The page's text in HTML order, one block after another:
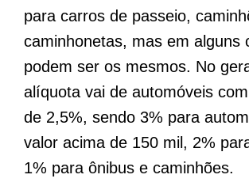
para carros de passeio,
caminhonetas, mas em alguns
podem ser os mesmos. No
alíquota vai de automóveis
de 2,5%, sendo 3% para
valor acima de 150 mil, 2%
1% para ônibus e caminhões.